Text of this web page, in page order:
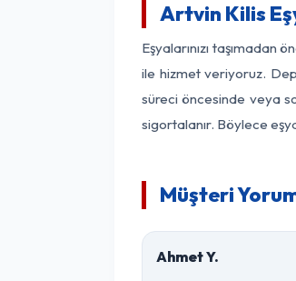
Artvin Kilis
Eşyalarınızı
ile hizmet veriyoruz.
süreci öncesinde veya
sigortalanır. Böylece
Müşteri
Ahmet Y.